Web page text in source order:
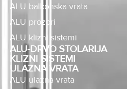
ALU balkonska vrata
ALU prozori
ALU klizni sistemi
ALU-DRVO STOLARIJA
KLIZNI SISTEMI
ULAZNA VRATA
ALU ulazna vrata